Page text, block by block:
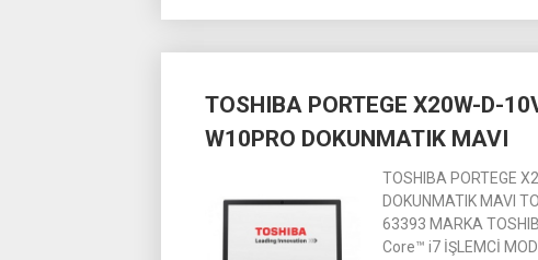
TOSHIBA PORTEGE X20W-D-
W10PRO DOKUNMATIK MAVI
TOSHIBA PORTEGE
DOKUNMATIK MAVI
63393 MARKA
Core™ i7 İŞLEMCİ